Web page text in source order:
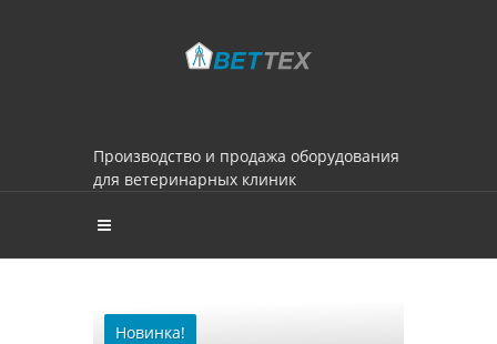
Производство и продажа оборудования
для ветеринарных клиник
Новинка!